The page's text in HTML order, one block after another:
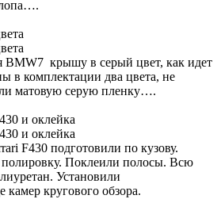
BMW7 крышу в серый цвет, как идет
в комплектации два цвета, не
матовую серую пленку….
и оклейка
и оклейка
F430 подготовили по кузову.
Поклеили полосы. Всю
Установили
камер кругового обзора.